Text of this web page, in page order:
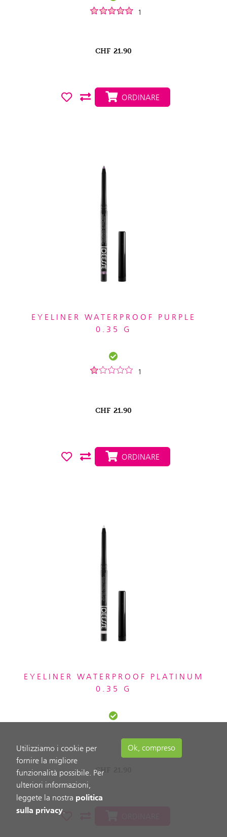
1
CHF 21.90
ORDINARE
EYELINER WATERPROOF PURPLE
0.35 G
1
CHF 21.90
ORDINARE
EYELINER WATERPROOF PLATINUM
0.35 G
CHF
Utilizziamo i cookie per
fornire la migliore
funzionalità possibile. Per
ulteriori informazioni,
leggete la nostra politica
sulla privacy.
Ok, compreso